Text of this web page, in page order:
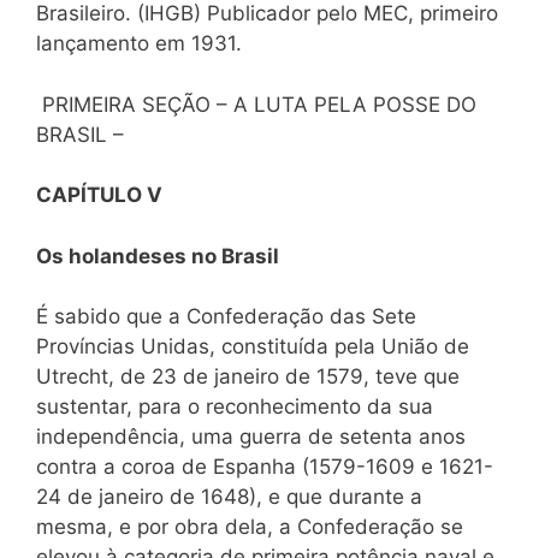
Brasileiro. (IHGB) Publicador pelo MEC, primeiro
lançamento em 1931.
PRIMEIRA SEÇÃO – A LUTA PELA POSSE DO
BRASIL –
CAPÍTULO V
Os holandeses no Brasil
É sabido que a Confederação das Sete
Províncias Unidas, constituída pela União de
Utrecht, de 23 de janeiro de 1579, teve que
sustentar, para o reconhecimento da sua
independência, uma guerra de setenta anos
contra a coroa de Espanha (1579-1609 e 1621-
24 de janeiro de 1648), e que durante a
mesma, e por obra dela, a Confederação se